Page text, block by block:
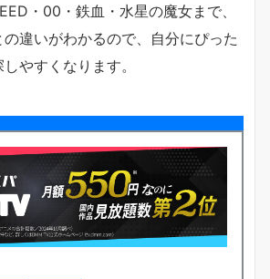
・00・鉄血・水星の魔女まで、
違いがわかるので、自分にぴった
やすくなります。